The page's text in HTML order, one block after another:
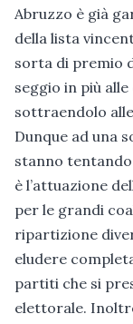
Abruzzo è già
della lista
sorta di premio
seggio in più
sottraendolo
Dunque ad una
stanno tentando
è l’attuazione
per le grandi
ripartizione
eludere
partiti che si
elettorale.